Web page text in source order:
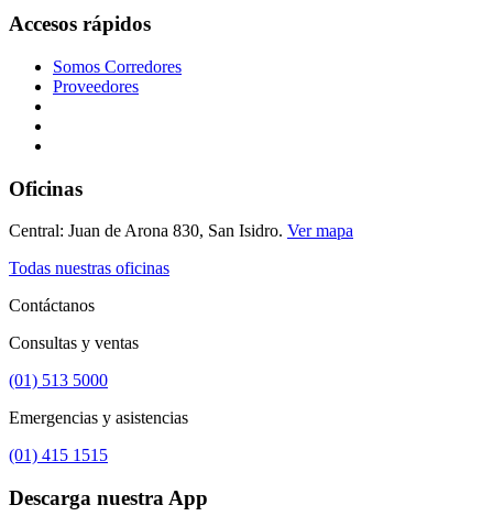
Accesos rápidos
Somos Corredores
Proveedores
Oficinas
Central: Juan de Arona 830, San Isidro. Ver mapa
Todas nuestras oficinas
Contáctanos
Consultas y ventas
(01) 513 5000
Emergencias y asistencias
(01) 415 1515
Descarga nuestra App